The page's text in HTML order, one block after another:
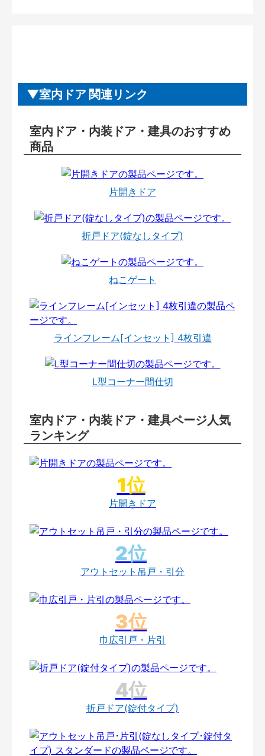
室内ドア 関連リンク
室内ドア・内装ドア・建具のおすすめ
商品
片開きドア
折戸ドア(錠なしタイプ)
ねこゲート
ラインフレーム[インセット] 4枚引違
L型コーナー間仕切
室内ドア・内装ドア・建具ページ人気
ランキング
片開きドア
アウトセット吊戸・引分
巾広引戸・片引
折戸ドア(錠付タイプ)